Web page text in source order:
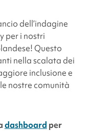
dell’indagine
per i nostri
Questo
nella scalata dei
inclusione e
nostre comunità
dashboard per